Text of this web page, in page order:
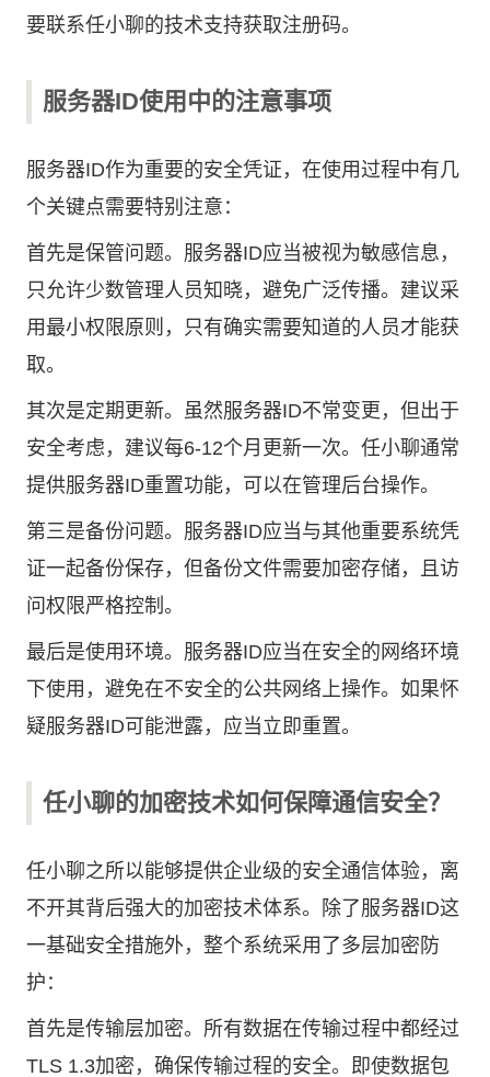
要联系任小聊的技术支持获取注册码。
服务器ID使用中的注意事项
服务器ID作为重要的安全凭证，在使用过程中有几
个关键点需要特别注意：
首先是保管问题。服务器ID应当被视为敏感信息，
只允许少数管理人员知晓，避免广泛传播。建议采
用最小权限原则，只有确实需要知道的人员才能获
取。
其次是定期更新。虽然服务器ID不常变更，但出于
安全考虑，建议每6-12个月更新一次。任小聊通常
提供服务器ID重置功能，可以在管理后台操作。
第三是备份问题。服务器ID应当与其他重要系统凭
证一起备份保存，但备份文件需要加密存储，且访
问权限严格控制。
最后是使用环境。服务器ID应当在安全的网络环境
下使用，避免在不安全的公共网络上操作。如果怀
疑服务器ID可能泄露，应当立即重置。
任小聊的加密技术如何保障通信安全？
任小聊之所以能够提供企业级的安全通信体验，离
不开其背后强大的加密技术体系。除了服务器ID这
一基础安全措施外，整个系统采用了多层加密防
护：
首先是传输层加密。所有数据在传输过程中都经过
TLS 1.3加密，确保传输过程的安全。即使数据包